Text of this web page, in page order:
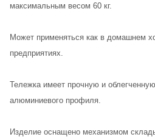
максимальным весом 60 кг.
Может применяться как в домашнем
предприятиях.
Тележка имеет прочную и
алюминиевого профиля.
Изделие оснащено механизмом